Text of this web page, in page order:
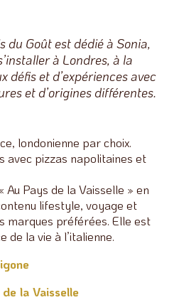
du Goût est dédié à Sonia,
à Londres, à la
défis et d’expériences avec
et d’origines différentes.
londonienne par choix.
avec pizzas napolitaines et
Au Pays de la Vaisselle » en
lifestyle, voyage et
marques préférées. Elle est
la vie à l’italienne.
la Vaisselle